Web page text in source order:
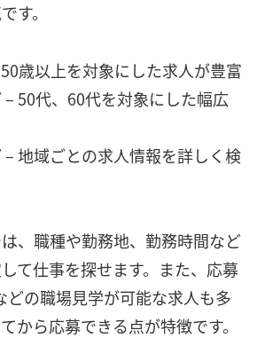
す。
歳以上を対象にした求人が豊富
– 50代、60代を対象にした幅広
– 地域ごとの求人情報を詳しく検
、職種や勤務地、勤務時間など
て仕事を探せます。また、応募
どの職場見学が可能な求人も多
から応募できる点が特徴です。